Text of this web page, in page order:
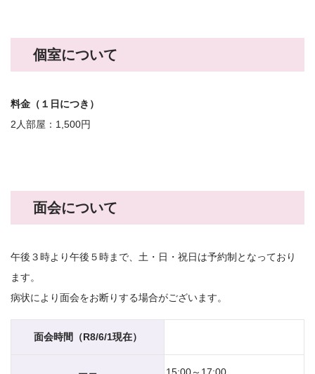
個室について
料金（１日につき）
2人部屋：1,500円
面会について
午後３時より午後５時まで、土・日・祝日は予約制となっており
ます。
病状により面会をお断りする場合がございます。
面会時間（R8/6/1現在）
15:00～17:00